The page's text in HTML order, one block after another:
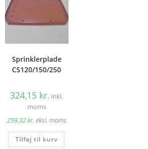
Sprinklerplade
CS120/150/250
324,15 kr. inkl.
moms
259,32kr. eksl. moms
Tilføj til kurv